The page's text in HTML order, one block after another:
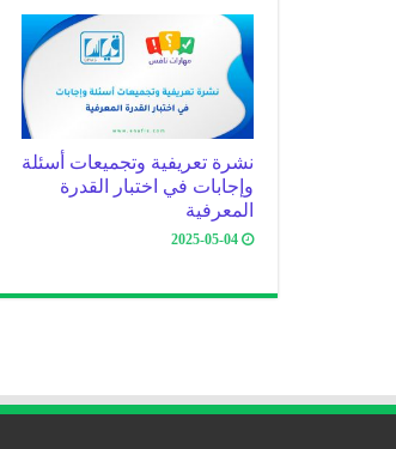
نشرة تعريفية وتجميعات أسئلة
وإجابات في اختبار القدرة
المعرفية
2025-05-04